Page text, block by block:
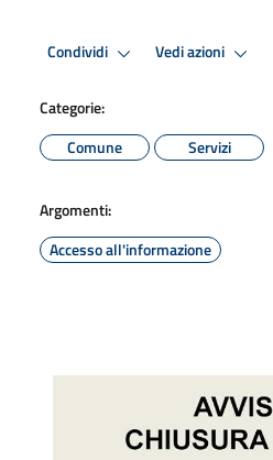
Condividi Vedi azioni
Categorie:
Comune
Servizi
Argomenti:
Accesso all'informazione